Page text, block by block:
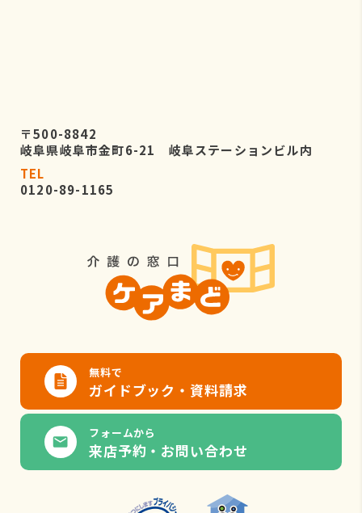
〒500-8842
岐阜県岐阜市金町6-21 岐阜ステーションビル内
TEL
0120-89-1165
無料で
ガイドブック・資料請求
フォームから
来店予約・お問い合わせ